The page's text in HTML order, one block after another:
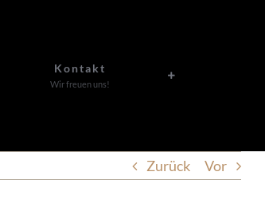
Kontakt
Wir freuen uns!
Zurück Vor